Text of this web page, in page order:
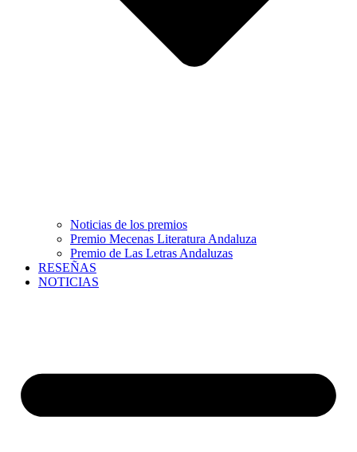
Noticias de los premios
Premio Mecenas Literatura Andaluza
Premio de Las Letras Andaluzas
RESEÑAS
NOTICIAS